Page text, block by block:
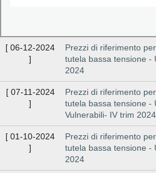
[ 06-12-2024
]
Prezzi di riferimento
tutela bassa tensione -
2024
[ 07-11-2024
]
Prezzi di riferimento
tutela bassa tensione -
Vulnerabili- IV trim 2024
[ 01-10-2024
]
Prezzi di riferimento
tutela bassa tensione -
2024